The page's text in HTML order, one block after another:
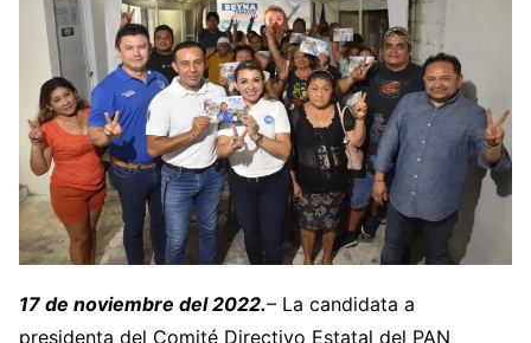
17 de noviembre del 2022.– La candidata a
presidenta del Comité Directivo Estatal del PAN